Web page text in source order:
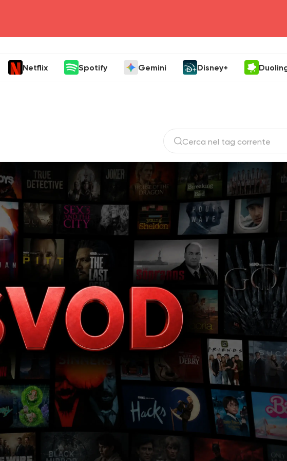
Netflix Spotify Gemini Disney+